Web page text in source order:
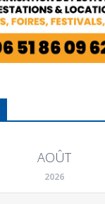
AOÛT
2026